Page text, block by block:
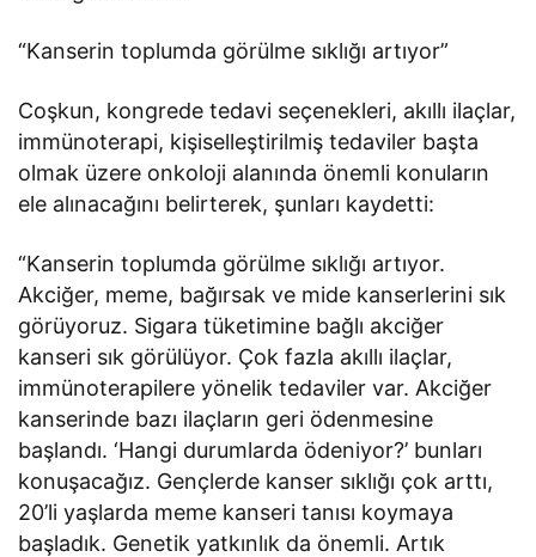
“Kanserin toplumda görülme sıklığı artıyor”
Coşkun, kongrede tedavi seçenekleri, akıllı ilaçlar,
immünoterapi, kişiselleştirilmiş tedaviler başta
olmak üzere onkoloji alanında önemli konuların
ele alınacağını belirterek, şunları kaydetti:
“Kanserin toplumda görülme sıklığı artıyor.
Akciğer, meme, bağırsak ve mide kanserlerini sık
görüyoruz. Sigara tüketimine bağlı akciğer
kanseri sık görülüyor. Çok fazla akıllı ilaçlar,
immünoterapilere yönelik tedaviler var. Akciğer
kanserinde bazı ilaçların geri ödenmesine
başlandı. ‘Hangi durumlarda ödeniyor?’ bunları
konuşacağız. Gençlerde kanser sıklığı çok arttı,
20’li yaşlarda meme kanseri tanısı koymaya
başladık. Genetik yatkınlık da önemli. Artık